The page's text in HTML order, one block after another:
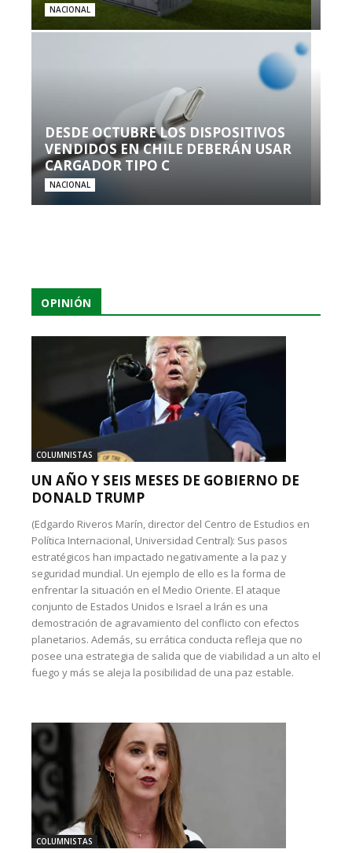
NACIONAL
DESDE OCTUBRE LOS DISPOSITIVOS
VENDIDOS EN CHILE DEBERÁN USAR
CARGADOR TIPO C
NACIONAL
OPINIÓN
COLUMNISTAS
UN AÑO Y SEIS MESES DE GOBIERNO DE
DONALD TRUMP
(Edgardo Riveros Marín, director del Centro de Estudios en
Política Internacional, Universidad Central): Sus pasos
estratégicos han impactado negativamente a la paz y
seguridad mundial. Un ejemplo de ello es la forma de
enfrentar la situación en el Medio Oriente. El ataque
conjunto de Estados Unidos e Israel a Irán es una
demostración de agravamiento del conflicto con efectos
planetarios. Además, su errática conducta refleja que no
posee una estrategia de salida que de viabilidad a un alto el
fuego y más se aleja la posibilidad de una paz estable.
COLUMNISTAS